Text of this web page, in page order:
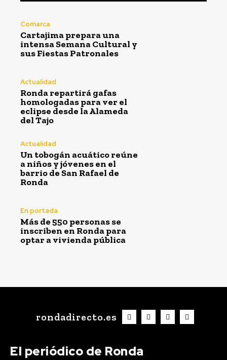
Comarca
Cartajima prepara una
intensa Semana Cultural y
sus Fiestas Patronales
Actualidad
Ronda repartirá gafas
homologadas para ver el
eclipse desde la Alameda
del Tajo
Actualidad
Un tobogán acuático reúne
a niños y jóvenes en el
barrio de San Rafael de
Ronda
En portada
Más de 550 personas se
inscriben en Ronda para
optar a vivienda pública
rondadirecto.es
El periódico de Ronda